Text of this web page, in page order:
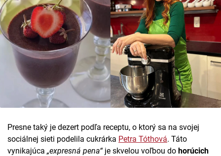
Presne taký je dezert podľa receptu, o ktorý sa na svojej
sociálnej sieti podelila cukrárka Petra Tóthová. Táto
vynikajúca „expresná pena“je skvelou voľbou do horúcich